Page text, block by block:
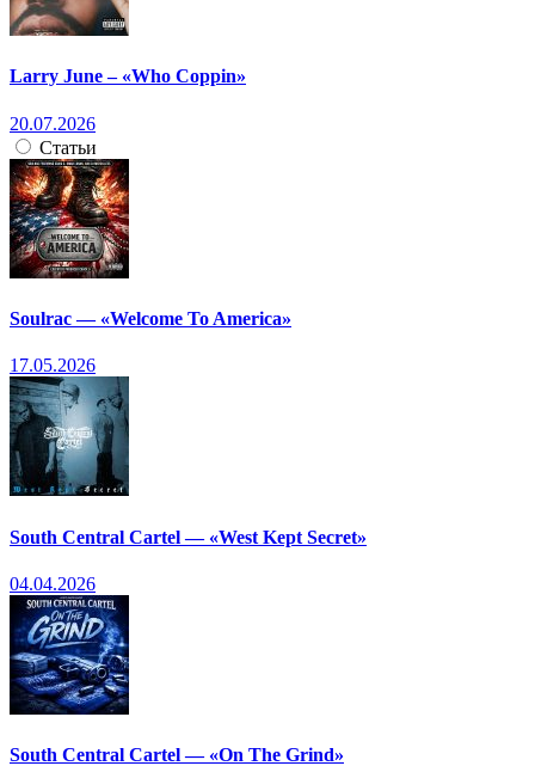
Larry June – «Who Coppin»
20.07.2026
Статьи
Soulrac — «Welcome To America»
17.05.2026
South Central Cartel — «West Kept Secret»
04.04.2026
South Central Cartel — «On The Grind»